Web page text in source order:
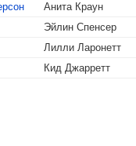
Анита Краун
Эйлин Спенсер
Лилли Ларонетт
Кид Джарретт